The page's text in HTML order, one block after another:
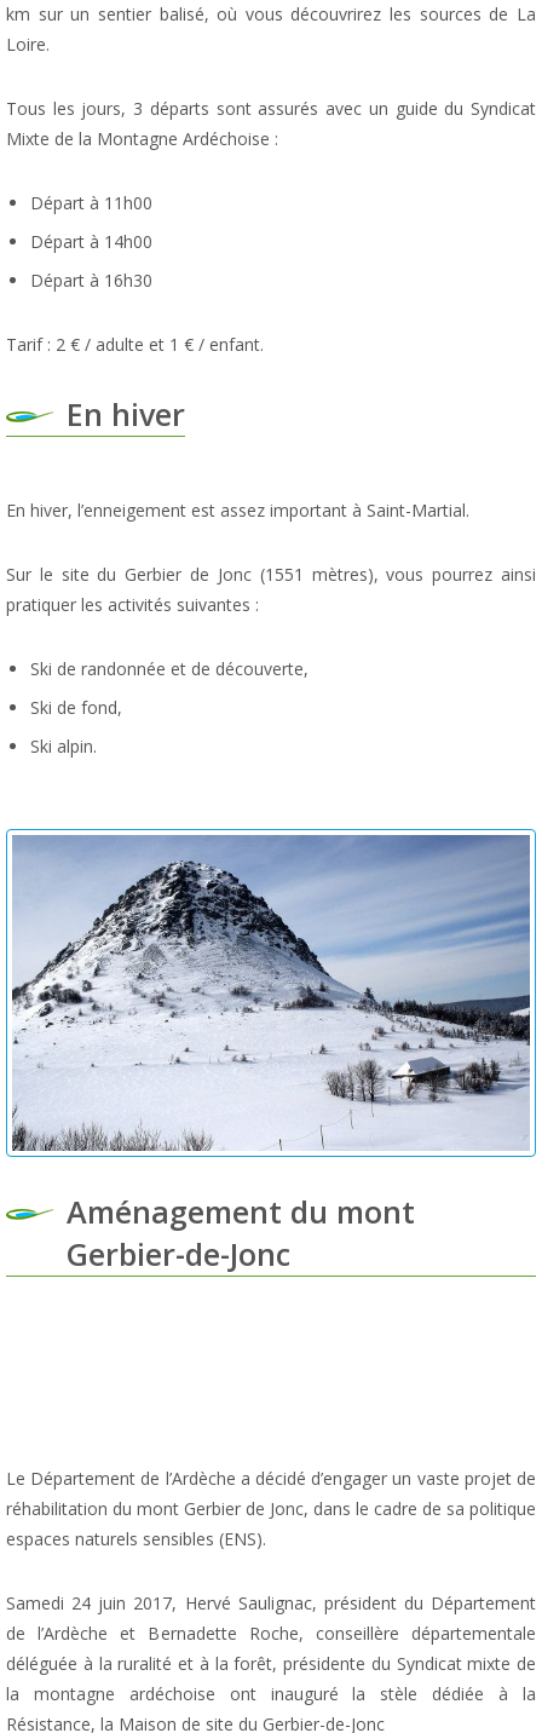
km sur un sentier balisé, où vous découvrirez les sources de La
Loire.
Tous les jours, 3 départs sont assurés avec un guide du Syndicat
Mixte de la Montagne Ardéchoise :
Départ à 11h00
Départ à 14h00
Départ à 16h30
Tarif : 2 € / adulte et 1 € / enfant.
En hiver
En hiver, l’enneigement est assez important à Saint-Martial.
Sur le site du Gerbier de Jonc (1551 mètres), vous pourrez ainsi
pratiquer les activités suivantes :
Ski de randonnée et de découverte,
Ski de fond,
Ski alpin.
Aménagement du mont
Gerbier-de-Jonc
Le Département de l’Ardèche a décidé d’engager un vaste projet de
réhabilitation du mont Gerbier de Jonc, dans le cadre de sa politique
espaces naturels sensibles (ENS).
Samedi 24 juin 2017, Hervé Saulignac, président du Département
de l’Ardèche et Bernadette Roche, conseillère départementale
déléguée à la ruralité et à la forêt, présidente du Syndicat mixte de
la montagne ardéchoise ont inauguré la stèle dédiée à la
Résistance, la Maison de site du Gerbier-de-Jonc